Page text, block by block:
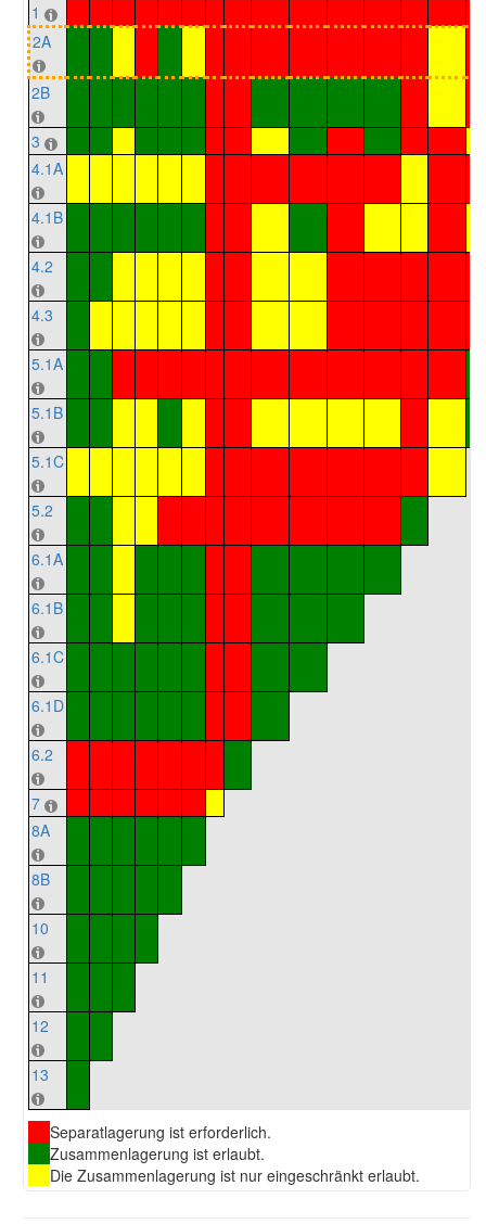
1
2A
2B
3
4.1A
4.1B
4.2
4.3
5.1A
5.1B
5.1C
5.2
6.1A
6.1B
6.1C
6.1D
6.2
7
8A
8B
10
11
12
13
Separatlagerung ist erforderlich.
Zusammenlagerung ist erlaubt.
Die Zusammenlagerung ist nur eingeschränkt erlaubt.